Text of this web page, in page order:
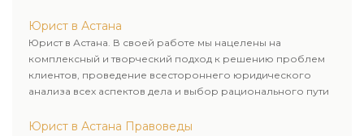
Юрист в Астана
Юрист в Астана. В своей работе мы нацелены на
комплексный и творческий подход к решению проблем
клиентов, проведение всестороннего юридического
анализа всех аспектов дела и выбор рационального пути
Юрист в Астана Правоведы